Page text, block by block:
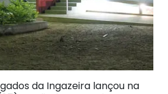
da Ingazeira lançou na